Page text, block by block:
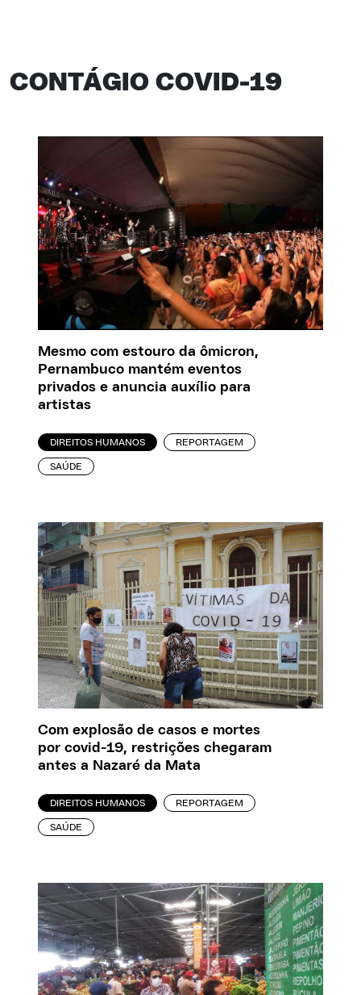
CONTÁGIO COVID-19
Mesmo com estouro da ômicron,
Pernambuco mantém eventos
privados e anuncia auxílio para
artistas
DIREITOS HUMANOS REPORTAGEM
SAÚDE
Com explosão de casos e mortes
por covid-19, restrições chegaram
antes a Nazaré da Mata
DIREITOS HUMANOS REPORTAGEM
SAÚDE